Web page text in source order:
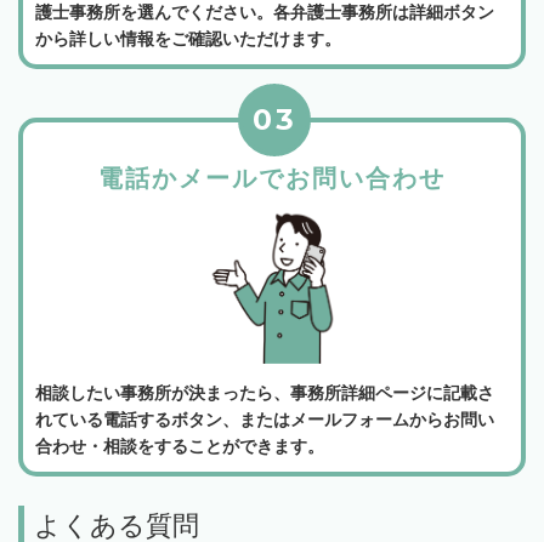
護士事務所を選んでください。各弁護士事務所は詳細ボタン
から詳しい情報をご確認いただけます。
電話かメールでお問い合わせ
03
相談したい事務所が決まったら、事務所詳細ページに記載さ
れている電話するボタン、またはメールフォームからお問い
合わせ・相談をすることができます。
よくある質問